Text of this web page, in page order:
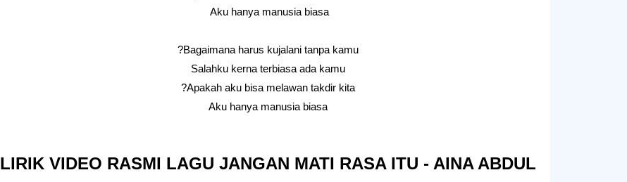
Aku hanya manusia biasa
Bagaimana harus kujalani tanpa kamu?
Salahku kerna terbiasa ada kamu
Apakah aku bisa melawan takdir kita?
Aku hanya manusia biasa
LIRIK VIDEO RASMI LAGU JANGAN MATI RASA ITU - AINA ABDUL